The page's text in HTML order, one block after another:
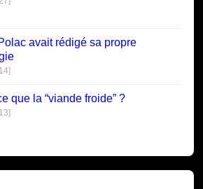
avait rédigé sa propre
que la “viande froide” ?